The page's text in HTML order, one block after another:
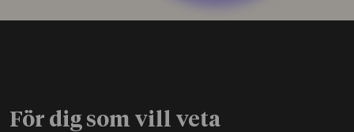
För dig som vill veta